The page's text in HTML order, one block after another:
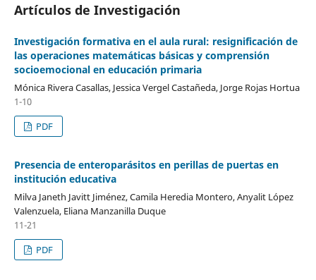
Artículos de Investigación
Investigación formativa en el aula rural: resignificación de
las operaciones matemáticas básicas y comprensión
socioemocional en educación primaria
Mónica Rivera Casallas, Jessica Vergel Castañeda, Jorge Rojas Hortua
1-10
PDF
Presencia de enteroparásitos en perillas de puertas en
institución educativa
Milva Janeth Javitt Jiménez, Camila Heredia Montero, Anyalit López
Valenzuela, Eliana Manzanilla Duque
11-21
PDF